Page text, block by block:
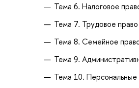
Тема 6. Налоговое
Тема 7. Трудовое право
Тема 8. Семейное
Тема 9.
Тема 10.